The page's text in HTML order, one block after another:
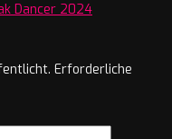
Dancer 2024
Erforderliche